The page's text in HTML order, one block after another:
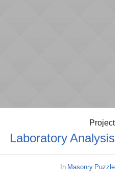
Project
Laboratory Analysis
In Masonry Puzzle